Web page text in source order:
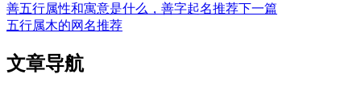
善五行属性和寓意是什么，善字起名推荐下一篇
五行属木的网名推荐
文章导航